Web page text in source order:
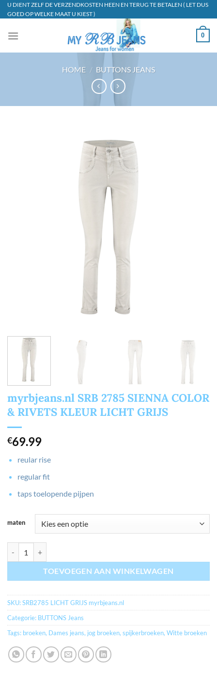
Ga
naar
U DIENT ZELF DE VERZENDKOSTEN HEEN EN TERUG TE BETALEN ( LET DUS
GOED OP WELKE MAAT U KIEST )
0
HOME / BUTTONS JEANS
myrbjeans.nl SRB 2785 SIENNA COLOR
& RIVETS KLEUR LICHT GRIJS
€69.99
reular rise
regular fit
taps toelopende pijpen
maten
TOEVOEGEN AAN WINKELWAGEN
SKU:SRB2785 LICHT GRIJS myrbjeans.nl
Categorie: BUTTONS Jeans
Tags: broeken, Dames jeans, jog broeken, spijkerbroeken, Witte broeken